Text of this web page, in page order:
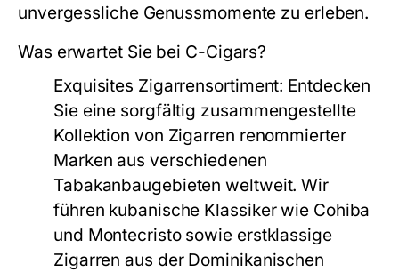
unvergessliche Genussmomente zu erleben.
Was erwartet Sie bei C-Cigars?
Exquisites Zigarrensortiment: Entdecken
Sie eine sorgfältig zusammengestellte
Kollektion von Zigarren renommierter
Marken aus verschiedenen
Tabakanbaugebieten weltweit. Wir
führen kubanische Klassiker wie Cohiba
und Montecristo sowie erstklassige
Zigarren aus der Dominikanischen